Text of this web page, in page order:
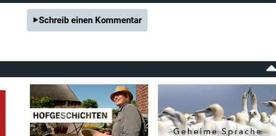
Schreib einen Kommentar